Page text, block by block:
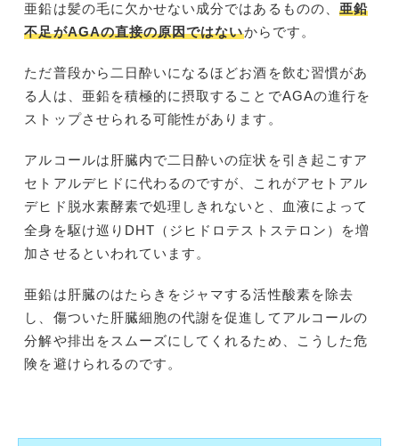
亜鉛は髪の毛に欠かせない成分ではあるものの、 亜鉛
不足がAGAの直接の原因ではないからです。
ただ普段から二日酔いになるほどお酒を飲む習慣があ
る人は、亜鉛を積極的に摂取することでAGAの進行を
ストップさせられる可能性があります。
アルコールは肝臓内で二日酔いの症状を引き起こすア
セトアルデヒドに代わるのですが、これがアセトアル
デヒド脱水素酵素で処理しきれないと、血液によって
全身を駆け巡りDHT （ジヒドロテストステロン）
を増
加させるといわれています。
亜鉛は肝臓のはたらきをジャマする活性酸素を除去
し、傷ついた肝臓細胞の代謝を促進してアルコールの
分解や排出をスムーズにしてくれるため、こうした危
険を避けられるのです。